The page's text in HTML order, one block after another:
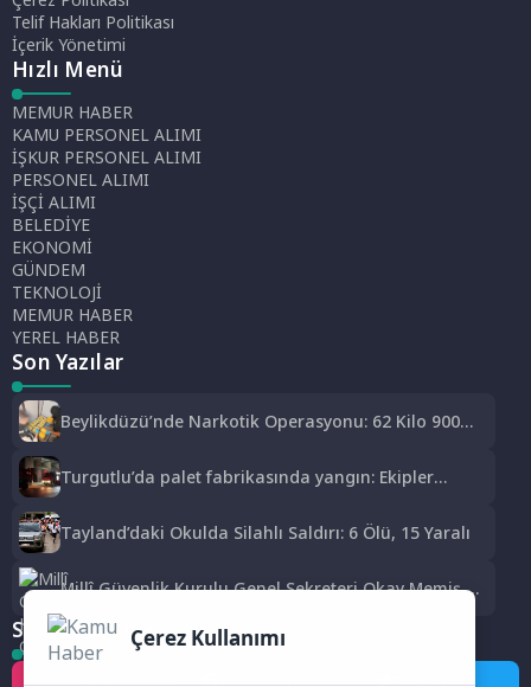
Telif Hakları Politikası
İçerik Yönetimi
Hızlı Menü
MEMUR HABER
KAMU PERSONEL ALIMI
İŞKUR PERSONEL ALIMI
PERSONEL ALIMI
İŞÇİ ALIMI
BELEDİYE
EKONOMİ
GÜNDEM
TEKNOLOJİ
MEMUR HABER
YEREL HABER
Son Yazılar
Beylikdüzü’nde Narkotik Operasyonu: 62 Kilo 900
Turgutlu’da palet fabrikasında yangın: Ekipler
Tayland’daki Okulda Silahlı Saldırı: 6 Ölü, 15 Yaralı
Millî Güvenlik Kurulu Genel Sekreteri Okay Memiş,
Kars’ta
Sosyal Medya
Instagram Facebook Twitter
Çerez Kullanımı